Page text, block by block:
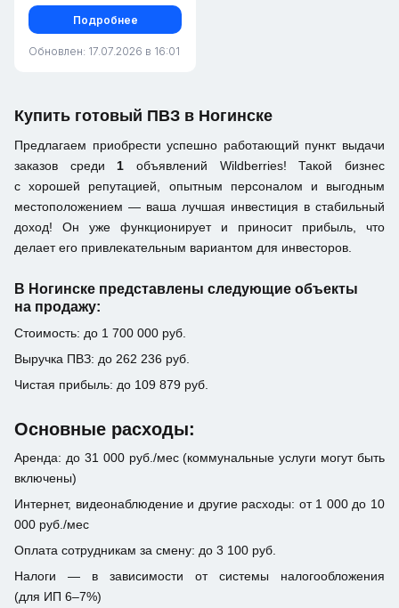
Подробнее
Обновлен: 17.07.2026 в 16:01
Купить готовый ПВЗ в Ногинске
Предлагаем приобрести успешно работающий пункт выдачи
заказов среди 1 объявлений Wildberries! Такой бизнес
с хорошей репутацией, опытным персоналом и выгодным
местоположением — ваша лучшая инвестиция в стабильный
доход! Он уже функционирует и приносит прибыль, что
делает его привлекательным вариантом для инвесторов.
В Ногинске представлены следующие объекты
на продажу:
Стоимость: до 1 700 000 руб.
Выручка ПВЗ: до 262 236 руб.
Чистая прибыль: до 109 879 руб.
Основные расходы:
Аренда: до 31 000 руб./мес (коммунальные услуги могут быть
включены)
Интернет, видеонаблюдение и другие расходы: от 1 000 до 10
000 руб./мес
Оплата сотрудникам за смену: до 3 100 руб.
Налоги — в зависимости от системы налогообложения
(для ИП 6–7%)